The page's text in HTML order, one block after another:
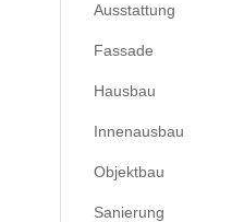
Ausstattung
Fassade
Hausbau
Innenausbau
Objektbau
Sanierung